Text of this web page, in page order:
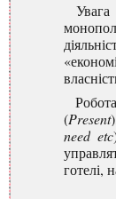
Увага
(Present
need etc
готелі,